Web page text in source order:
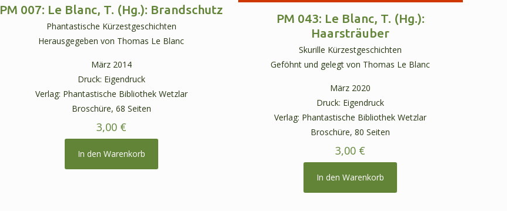
PM 007: Le Blanc, T. (Hg.): Brandschutz
Phantastische Kürzestgeschichten
Herausgegeben von Thomas Le Blanc
März 2014
Druck: Eigendruck
Verlag: Phantastische Bibliothek Wetzlar
Broschüre, 68 Seiten
3,00 €
In den Warenkorb
PM 043: Le Blanc, T. (Hg.):
Haarsträuber
Skurille Kürzestgeschichten
Geföhnt und gelegt von Thomas Le Blanc
März 2020
Druck: Eigendruck
Verlag: Phantastische Bibliothek Wetzlar
Broschüre, 80 Seiten
3,00 €
In den Warenkorb